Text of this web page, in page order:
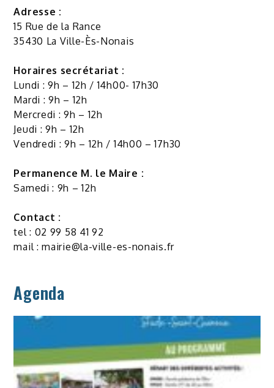
Adresse :
15 Rue de la Rance
35430 La Ville-Ès-Nonais
Horaires secrétariat :
Lundi : 9h – 12h / 14h00- 17h30
Mardi : 9h – 12h
Mercredi : 9h – 12h
Jeudi : 9h – 12h
Vendredi : 9h – 12h / 14h00 – 17h30
Permanence M. le Maire :
Samedi : 9h – 12h
Contact :
tel : 02 99 58 41 92
mail :mairie@la-ville-es-nonais.fr
Agenda